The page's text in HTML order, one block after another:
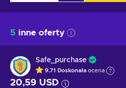
5 inne oferty
Safe_purchase
9.71 Doskonała ocena
20,59 USD